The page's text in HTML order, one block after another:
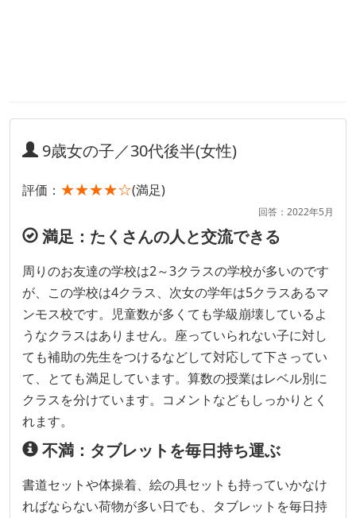
9歳女の子／30代後半(女性)
評価： ★★★★☆(満足)
回答：2022年5月
満足：たくさんの人と交流できる
周りのお友達の学校は2～3クラスの学校が多いのです
が、この学校は4クラス、次女の学年は5クラスあるマ
ンモス校です。児童数が多くても学級崩壊しているよ
うなクラスはありません。座っていられない子に対し
ても補助の先生をつけるなどして対応して下さってい
て、とても満足しています。算数の授業はレベル別に
クラスを分けています。コメントなどもしっかりとく
れます。
不満：タブレットを毎日持ち運ぶ
書道セットや体操着、絵の具セットも持っていかなけ
ればならない荷物が多い日でも、タブレットを毎日持